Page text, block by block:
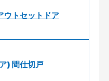
トセットドア
) 間仕切戸